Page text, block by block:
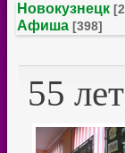
Новокузнецк
Афиша [398]
55